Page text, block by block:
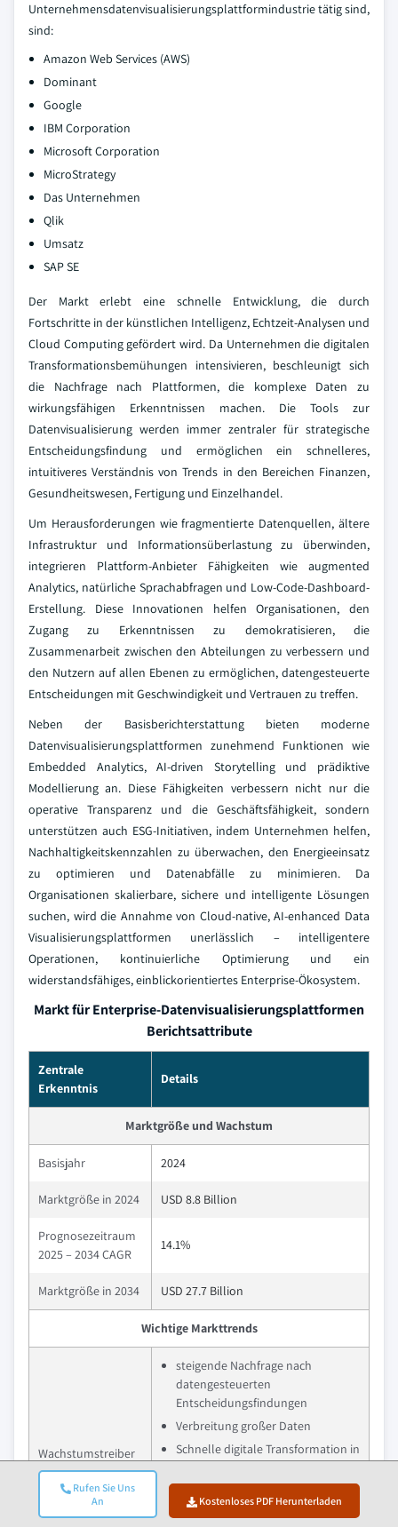
Rufen Sie Uns
An
Kostenloses PDF Herunterladen
Unternehmensdatenvisualisierungsplattformindustrie tätig sind,
sind:
Amazon Web Services (AWS)
Dominant
Google
IBM Corporation
Microsoft Corporation
MicroStrategy
Das Unternehmen
Qlik
Umsatz
SAP SE
Der Markt erlebt eine schnelle Entwicklung, die durch
Fortschritte in der künstlichen Intelligenz, Echtzeit-Analysen und
Cloud Computing gefördert wird. Da Unternehmen die digitalen
Transformationsbemühungen intensivieren, beschleunigt sich
die Nachfrage nach Plattformen, die komplexe Daten zu
wirkungsfähigen Erkenntnissen machen. Die Tools zur
Datenvisualisierung werden immer zentraler für strategische
Entscheidungsfindung und ermöglichen ein schnelleres,
intuitiveres Verständnis von Trends in den Bereichen Finanzen,
Gesundheitswesen, Fertigung und Einzelhandel.
Um Herausforderungen wie fragmentierte Datenquellen, ältere
Infrastruktur und Informationsüberlastung zu überwinden,
integrieren Plattform-Anbieter Fähigkeiten wie augmented
Analytics, natürliche Sprachabfragen und Low-Code-Dashboard-
Erstellung. Diese Innovationen helfen Organisationen, den
Zugang zu Erkenntnissen zu demokratisieren, die
Zusammenarbeit zwischen den Abteilungen zu verbessern und
den Nutzern auf allen Ebenen zu ermöglichen, datengesteuerte
Entscheidungen mit Geschwindigkeit und Vertrauen zu treffen.
Neben der Basisberichterstattung bieten moderne
Datenvisualisierungsplattformen zunehmend Funktionen wie
Embedded Analytics, AI-driven Storytelling und prädiktive
Modellierung an. Diese Fähigkeiten verbessern nicht nur die
operative Transparenz und die Geschäftsfähigkeit, sondern
unterstützen auch ESG-Initiativen, indem Unternehmen helfen,
Nachhaltigkeitskennzahlen zu überwachen, den Energieeinsatz
zu optimieren und Datenabfälle zu minimieren. Da
Organisationen skalierbare, sichere und intelligente Lösungen
suchen, wird die Annahme von Cloud-native, AI-enhanced Data
Visualisierungsplattformen unerlässlich – intelligentere
Operationen, kontinuierliche Optimierung und ein
widerstandsfähiges, einblickorientiertes Enterprise-Ökosystem.
Markt für Enterprise-Datenvisualisierungsplattformen
Berichtsattribute
Zentrale
Erkenntnis
Details
Marktgröße und Wachstum
Basisjahr 2024
Marktgröße in 2024 USD 8.8 Billion
Prognosezeitraum
2025 – 2034 CAGR
14.1%
Marktgröße in 2034 USD 27.7 Billion
Wichtige Markttrends
Wachstumstreiber
steigende Nachfrage nach
datengesteuerten
Entscheidungsfindungen
Verbreitung großer Daten
Schnelle digitale Transformation in
Cloud-basierten